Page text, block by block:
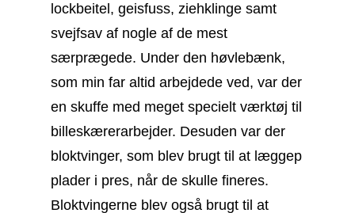
lockbeitel, geisfuss, ziehklinge samt
svejfsav af nogle af de mest
særprægede. Under den høvlebænk,
som min far altid arbejdede ved, var der
en skuffe med meget specielt værktøj til
billeskærerarbejder. Desuden var der
bloktvinger, som blev brugt til at læggep
plader i pres, når de skulle fineres.
Bloktvingerne blev også brugt til at